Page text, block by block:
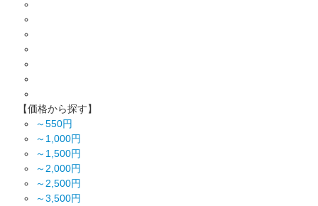
【価格から探す】
～550円
～1,000円
～1,500円
～2,000円
～2,500円
～3,500円